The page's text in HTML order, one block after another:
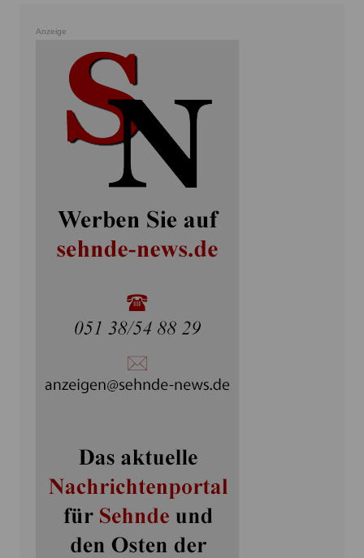
Anzeige